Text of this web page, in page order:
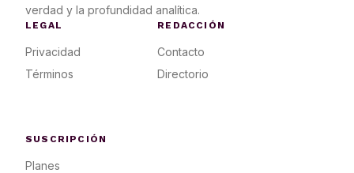
verdad y la profundidad analítica.
LEGAL
Privacidad
Términos
REDACCIÓN
Contacto
Directorio
SUSCRIPCIÓN
Planes